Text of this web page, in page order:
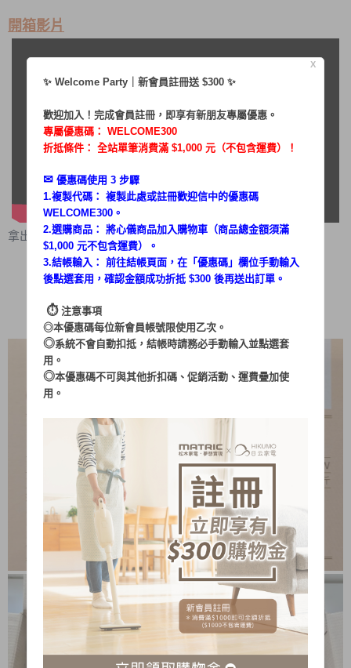
開箱影片
拿出來你會看到
兩用布團乾燥機－主機
配件：伸縮管
配件：烘被套
配件：烘鞋架
說明書＆保固卡
X
✨ Welcome Party｜新會員註冊送 $300 ✨
歡迎加入！完成會員註冊，即享有新朋友專屬優惠。
專屬優惠碼： WELCOME300
折抵條件： 全站單筆消費滿 $1,000 元（不包含運費）！
✉︎ 優惠碼使用 3 步驟
1.複製代碼： 複製此處或註冊歡迎信中的優惠碼
WELCOME300。
2.選購商品： 將心儀商品加入購物車（商品總金額須滿
$1,000 元不包含運費）。
3.結帳輸入： 前往結帳頁面，在「 優惠碼 」欄位手動輸入
後點選套用，確認金額成功折抵 $300 後再送出訂單。
⏱︎ 注意事項
◎本優惠碼每位新會員帳號限使用乙次。
◎系統不會自動扣抵，結帳時請務必手動輸入並點選套
用。
◎本優惠碼不可與其他折扣碼、促銷活動、運費疊加使
用。